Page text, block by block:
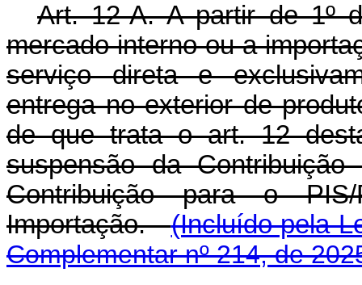
Art. 12-A. A partir de 1º
mercado interno ou a
serviço direta e
entrega no exterior de
de que trata o art. 12
suspensão da
Contribuição para o
Importação.(Incluído pela
Complementar nº 214, de